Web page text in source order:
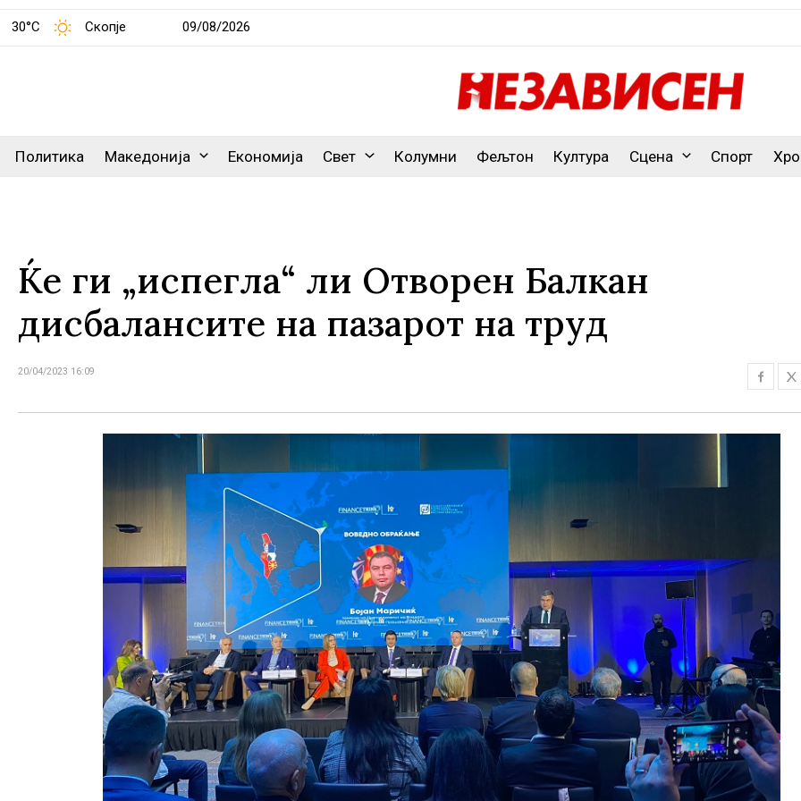
30°C Скопје 09/08/2026
Политика Македонија Економија Свет Колумни Фељтон Култура Сцена Спорт
Ќе ги „испегла“ ли Отворен Балкан
дисбалансите на пазарот на труд
20/04/2023 16:09